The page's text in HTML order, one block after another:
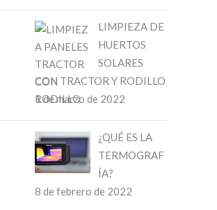
LIMPIEZA DE
HUERTOS
SOLARES
CON TRACTOR Y RODILLO
1 de marzo de 2022
¿QUÉ ES LA
TERMOGRAF
ÍA?
8 de febrero de 2022